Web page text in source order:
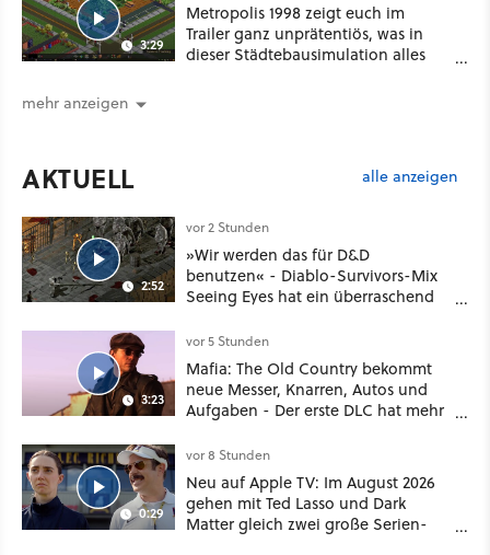
3:29
Metropolis 1998 zeigt euch im
Trailer ganz unprätentiös, was in
dieser Städtebausimulation alles
mehr anzeigen
AKTUELL alle anzeigen
2:52
vor 2 Stunden
»Wir werden das für D&D
benutzen« - Diablo-Survivors-Mix
Seeing Eyes hat ein überraschend
3:23
vor 5 Stunden
Mafia: The Old Country bekommt
neue Messer, Knarren, Autos und
Aufgaben - Der erste DLC hat mehr
0:29
vor 8 Stunden
Neu auf Apple TV: Im August 2026
gehen mit Ted Lasso und Dark
Matter gleich zwei große Serien-